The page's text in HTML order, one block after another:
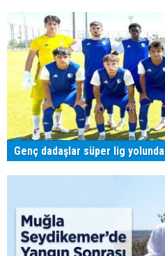
Genç dadaşlar süper lig yolunda